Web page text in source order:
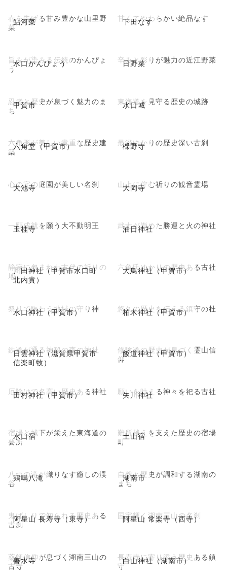
鮎河菜
春を告げる甘み豊かな山里野
菜
下田なす
甘くてやわらかい絶品なす
水口かんぴょう
旨みが染みる伝統のかんぴょ
う
日野菜
辛みと彩りが魅力の近江野菜
甲賀市
忍者と歴史が息づく魅力のま
ち
水口城
東海道を見守る歴史の城跡
六角堂（甲賀市）
六角形が美しい貴重な歴史建
築
櫟野寺
最澄ゆかりの歴史深い古刹
大池寺
心の字の庭園が美しい名刹 大岡寺
山上に佇む祈りの観音霊場
玉桂寺
一願成就を願う大不動明王 油日神社
武士が崇めた勝運と火の神社
川田神社（甲賀市水口町
北内貴）
静寂に包まれた古代の祈りの
地
大鳥神社（甲賀市）
六角氏ゆかりの歴史ある古社
水口神社（甲賀市）
祭りで賑わう地域の守り神 柏木神社（甲賀市）
悠久の歴史を伝える鎮守の杜
日雲神社（滋賀県甲賀市
信楽町牧）
鉄道が通る神秘の森の神社 飯道神社（甲賀市）
修験道の歴史が息づく霊山信
仰
田村神社（甲賀市）
厄除けで名高い歴史ある神社 矢川神社
願いを叶える神々を祀る古社
水口宿
宿場と城下が栄えた東海道の
要所
土山宿
難所越えを支えた歴史の宿場
町
鶏鳴八滝
八つの滝が織りなす癒しの渓
谷
湖南市
自然と歴史が調和する湖南の
まち
阿星山 長寿寺（東寺）
鬼ばしりで知られる歴史ある
古刹
阿星山 常楽寺（西寺）
国宝輝く湖南三山の名刹
善水寺
薬師信仰が息づく湖南三山の
古寺
白山神社（湖南市）
長寿寺に寄り添う歴史ある鎮
守